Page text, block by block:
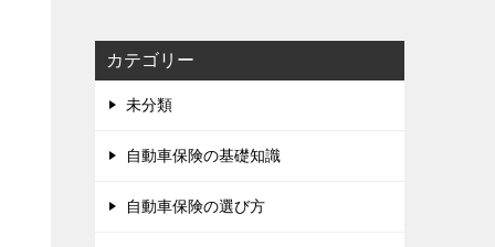
カテゴリー
未分類
自動車保険の基礎知識
自動車保険の選び方